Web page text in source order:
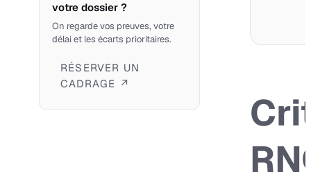
votre dossier ?
On regarde vos preuves, votre
délai et les écarts prioritaires.
RÉSERVER UN
CADRAGE ↗